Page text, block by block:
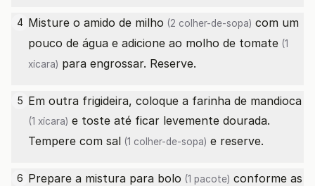
4 Misture o amido de milho (2 colher-de-sopa) com um
pouco de água e adicione ao molho de tomate (1
xícara) para engrossar. Reserve.
5 Em outra frigideira, coloque a farinha de mandioca
(1 xícara) e toste até ficar levemente dourada.
Tempere com sal (1 colher-de-sopa) e reserve.
6 Prepare a mistura para bolo (1 pacote) conforme as